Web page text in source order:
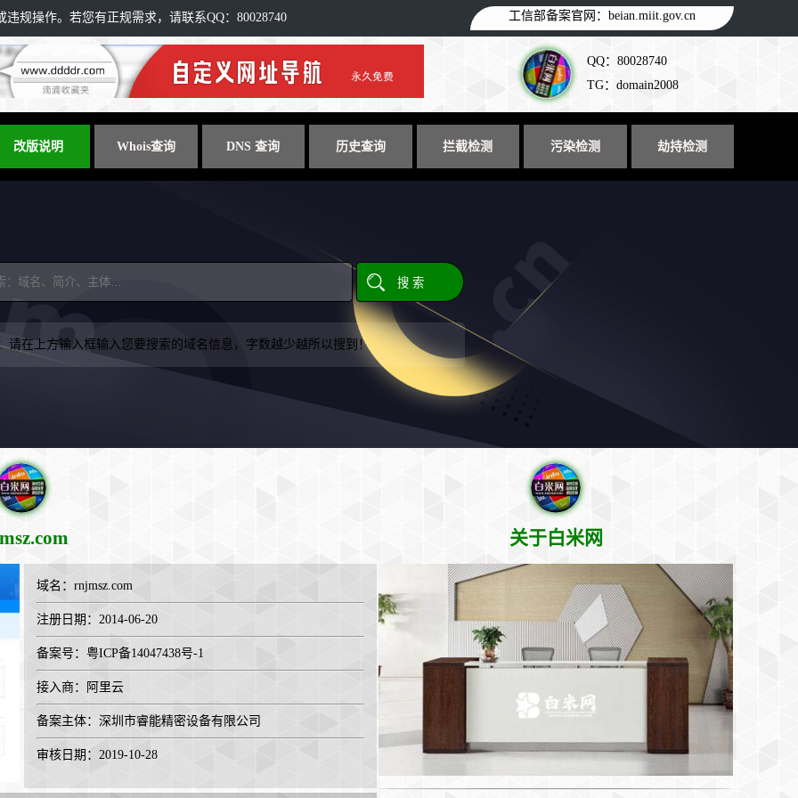
规操作。若您有正规需求，请联系QQ：80028740 工信部备案官网： beian.miit.gov.cn
QQ：80028740
TG：domain2008
改版说明 Whois查询 DNS 查询 历史查询 拦截检测 污染检测 劫持检测
请在上方输入框输入您要搜索的域名信息，字数越少越所以搜到！
域名： rnjmsz.com
注册日期：2014-06-20
备案号：粤ICP备14047438号-1
接入商： 阿里云
备案主体：深圳市睿能精密设备有限公司
审核日期：2019-10-28
关于白米网